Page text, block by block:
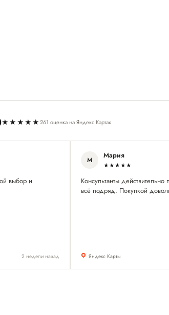
★★★★★261 оценка на Яндекс Картах
выбор и
2 недели назад
М Мария
★★★★★
Консультанты
всё подряд. Покупкой
Яндекс Карты